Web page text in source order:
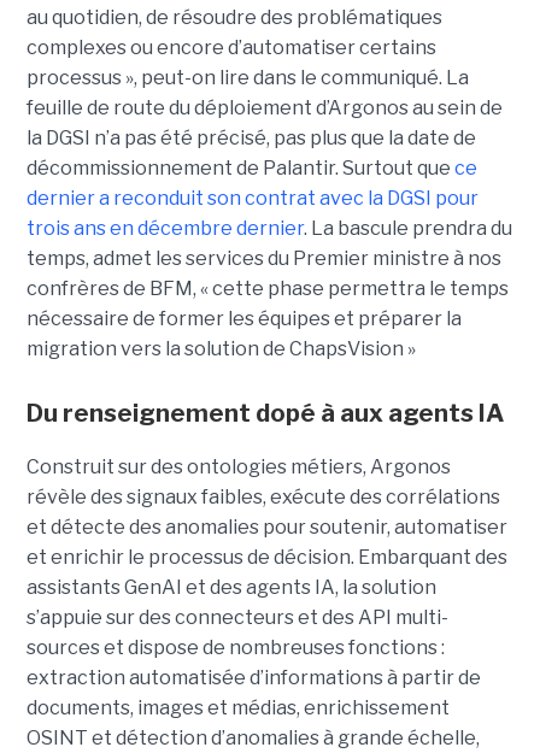
au quotidien, de résoudre des problématiques
complexes ou encore d’automatiser certains
processus », peut-on lire dans le communiqué. La
feuille de route du déploiement d’Argonos au sein de
la DGSI n’a pas été précisé, pas plus que la date de
décommissionnement de Palantir. Surtout que ce
dernier a reconduit son contrat avec la DGSI pour
trois ans en décembre dernier. La bascule prendra du
temps, admet les services du Premier ministre à nos
confrères de BFM, « cette phase permettra le temps
nécessaire de former les équipes et préparer la
migration vers la solution de ChapsVision »
Du renseignement dopé à aux agents IA
Construit sur des ontologies métiers, Argonos
révèle des signaux faibles, exécute des corrélations
et détecte des anomalies pour soutenir, automatiser
et enrichir le processus de décision. Embarquant des
assistants GenAI et des agents IA, la solution
s’appuie sur des connecteurs et des API multi-
sources et dispose de nombreuses fonctions :
extraction automatisée d’informations à partir de
documents, images et médias, enrichissement
OSINT et détection d’anomalies à grande échelle,